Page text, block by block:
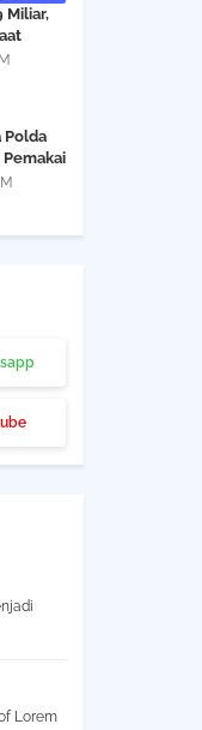
Miliar,
Polda
Saat
Lorem